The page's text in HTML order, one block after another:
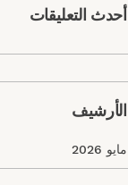
أحدث التعليقات
الأرشيف
مايو 2026